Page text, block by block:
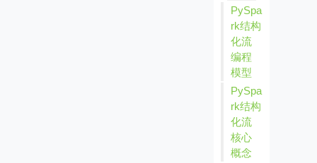
PySpa
rk结构
化流
编程
模型
PySpa
rk结构
化流
核心
概念